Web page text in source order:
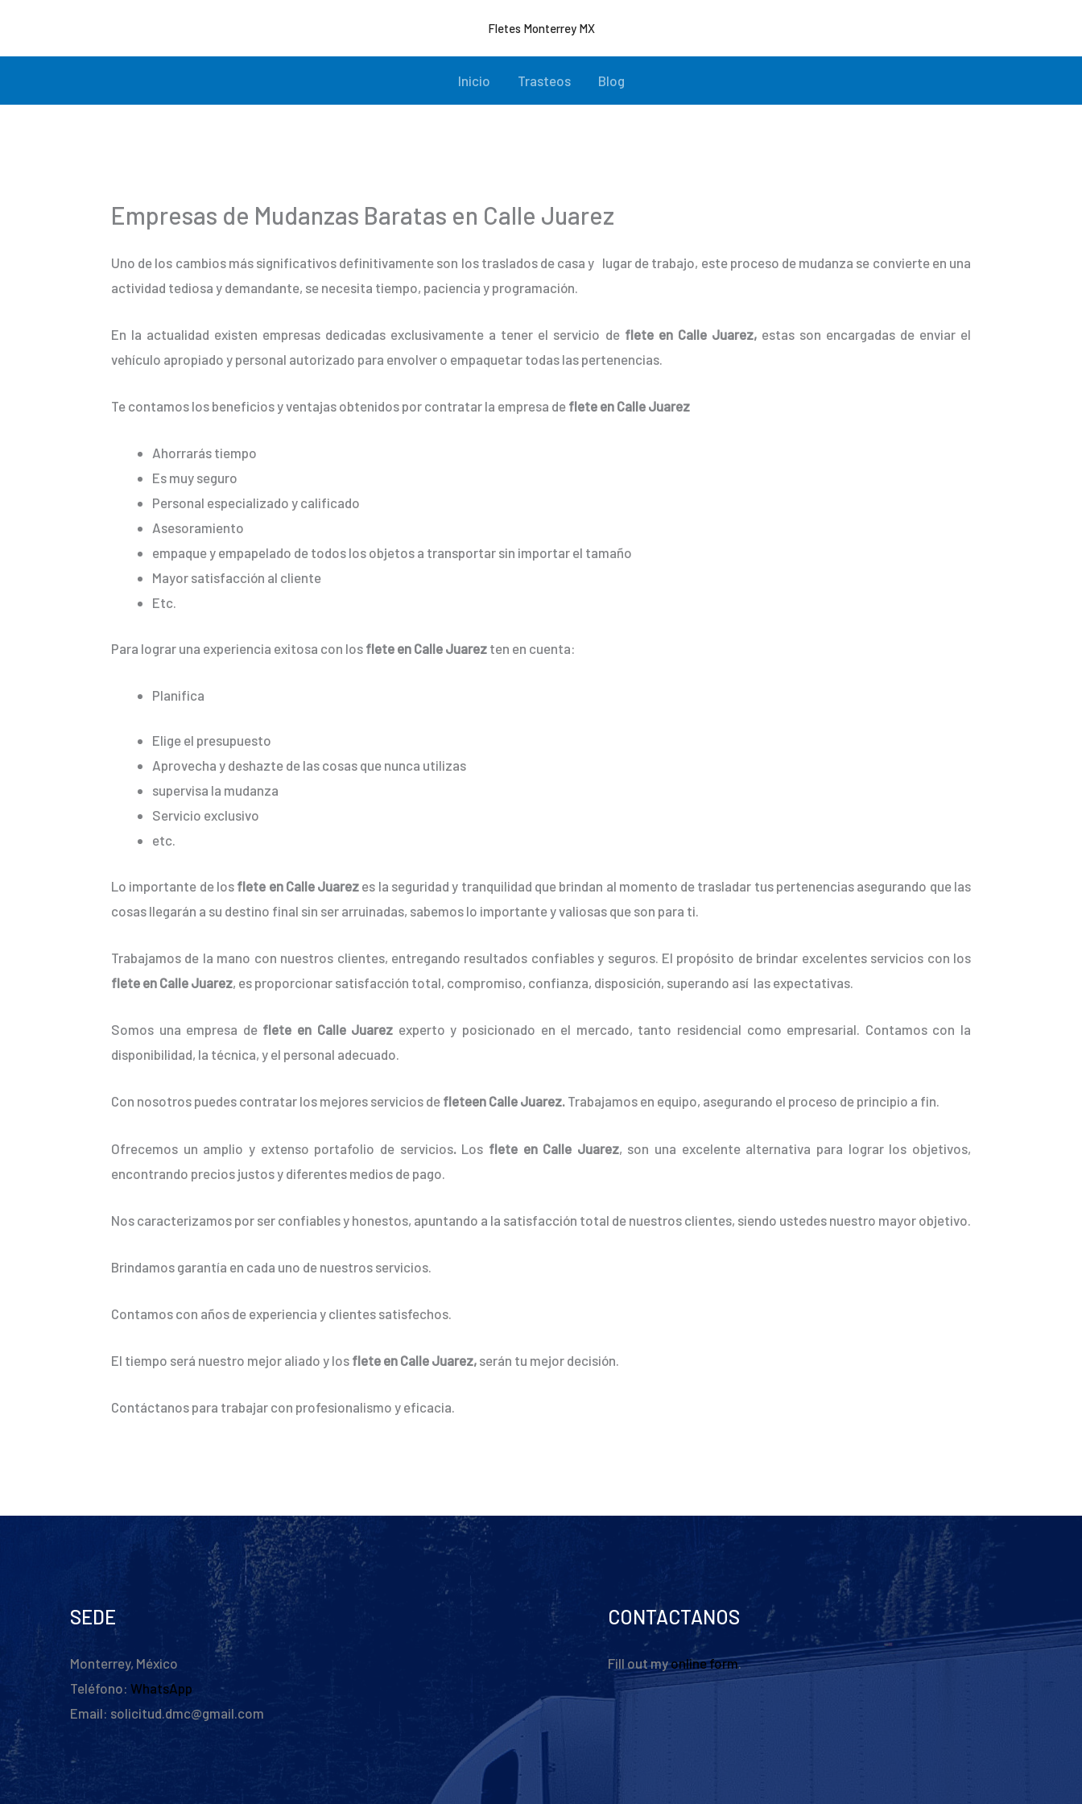
contenido
Fletes Monterrey MX
Inicio Trasteos Blog
Empresas de Mudanzas Baratas en Calle Juarez
Uno de los cambios más significativos definitivamente son los traslados de casa y lugar de trabajo, este proceso de mudanza se convierte en una
actividad tediosa y demandante, se necesita tiempo, paciencia y programación.
En la actualidad existen empresas dedicadas exclusivamente a tener el servicio deflete en Calle Juarez,estas son encargadas de enviar el
vehículo apropiado y personal autorizado para envolver o empaquetar todas las pertenencias.
Te contamos los beneficios y ventajas obtenidos por contratar la empresa de flete en Calle Juarez
Ahorrarás tiempo
Es muy seguro
Personal especializado y calificado
Asesoramiento
empaque y empapelado de todos los objetos a transportar sin importar el tamaño
Mayor satisfacción al cliente
Etc.
Para lograr una experiencia exitosa con los flete en Calle Juarez ten en cuenta:
Planifica
Elige el presupuesto
Aprovecha y deshazte de las cosas que nunca utilizas
supervisa la mudanza
Servicio exclusivo
etc.
Lo importante de los flete en Calle Juarez es la seguridad y tranquilidad que brindan al momento de trasladar tus pertenencias asegurando que las
cosas llegarán a su destino final sin ser arruinadas, sabemos lo importante y valiosas que son para ti.
Trabajamos de la mano con nuestros clientes, entregando resultados confiables y seguros. El propósito de brindar excelentes servicios con los
flete en Calle Juarez, es proporcionar satisfacción total, compromiso, confianza, disposición, superando así las expectativas.
Somos una empresa de flete en Calle Juarez experto y posicionado en el mercado, tanto residencial como empresarial. Contamos con la
disponibilidad, la técnica, y el personal adecuado.
Con nosotros puedes contratar los mejores servicios de fleteen Calle Juarez. Trabajamos en equipo, asegurando el proceso de principio a fin.
Ofrecemos un amplio y extenso portafolio de servicios. Los flete en Calle Juarez, son una excelente alternativa para lograr los objetivos,
encontrando precios justos y diferentes medios de pago.
Nos caracterizamos por ser confiables y honestos, apuntando a la satisfacción total de nuestros clientes, siendo ustedes nuestro mayor objetivo.
Brindamos garantía en cada uno de nuestros servicios.
Contamos con años de experiencia y clientes satisfechos.
El tiempo será nuestro mejor aliado y los flete en Calle Juarez, serán tu mejor decisión.
Contáctanos para trabajar con profesionalismo y eficacia.
SEDE
Monterrey, México
Teléfono: WhatsApp
Email: solicitud.dmc@gmail.com
CONTACTANOS
Fill out myonline form.